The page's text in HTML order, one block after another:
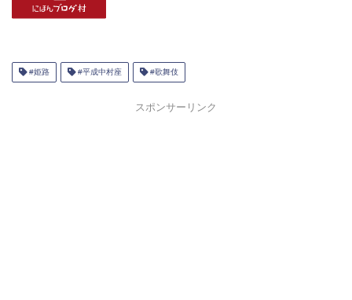
#姫路 #平成中村座 #歌舞伎
スポンサーリンク